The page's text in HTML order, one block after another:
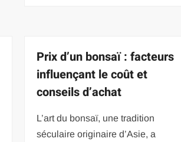
Prix d’un bonsaï : facteurs
influençant le coût et
conseils d’achat
L’art du bonsaï, une tradition
séculaire originaire d’Asie, a